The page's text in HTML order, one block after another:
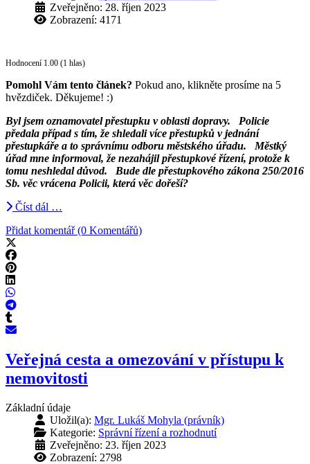
Zveřejněno: 28. říjen 2023
Zobrazení: 4171
Hodnocení 1.00 (1 hlas)
Pomohl Vám tento článek? Pokud ano, klikněte prosíme na 5
hvězdiček. Děkujeme! :)
Byl jsem oznamovatel přestupku v oblasti dopravy. Policie
předala případ s tím, že shledali více přestupků v jednání
přestupkáře a to správnímu odboru městského úřadu. Městký
úřad mne informoval, že nezahájil přestupkové řízení, protože k
tomu neshledal důvod. Bude dle přestupkového zákona 250/2016
Sb. věc vrácena Policii, která věc dořeší?
Číst dál …
Přidat komentář (0 Komentářů)
Veřejná cesta a omezování v přístupu k
nemovitosti
Základní údaje
Uložil(a): Mgr. Lukáš Mohyla (právník)
Kategorie: Správní řízení a rozhodnutí
Zveřejněno: 23. říjen 2023
Zobrazení: 2798